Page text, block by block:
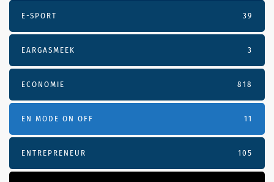
E-SPORT 39
EARGASMEEK 3
ECONOMIE 818
EN MODE ON OFF 11
ENTREPRENEUR 105